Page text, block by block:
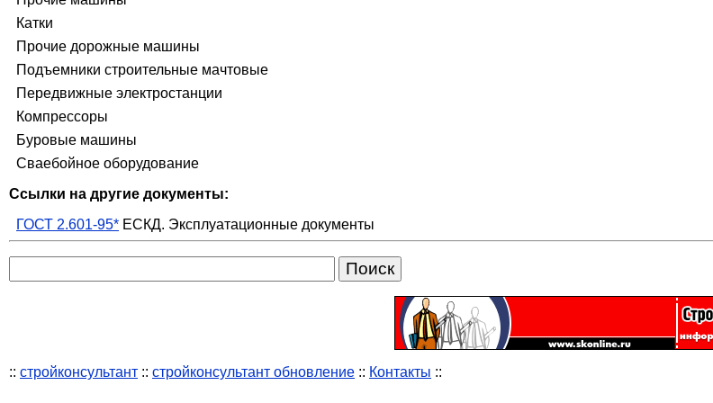
Катки
Прочие дорожные машины
Подъемники строительные мачтовые
Передвижные электростанции
Компрессоры
Буровые машины
Сваебойное оборудование
Ссылки на другие документы:
ГОСТ 2.601-95* ЕСКД. Эксплуатационные документы
:: стройконсультант :: стройконсультант обновление :: Контакты ::